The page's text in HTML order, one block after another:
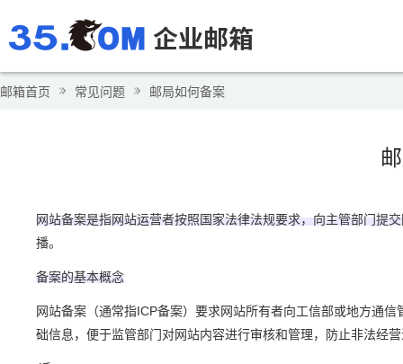
邮箱首页 常见问题 邮局如何备案
网站备案是指网站运营者按照国家法律法规要求，向主管部门提
播。
备案的基本概念
网站备案（通常指ICP备案）要求网站所有者向工信部或地方通
础信息，便于监管部门对网站内容进行审核和管理，防止非法经